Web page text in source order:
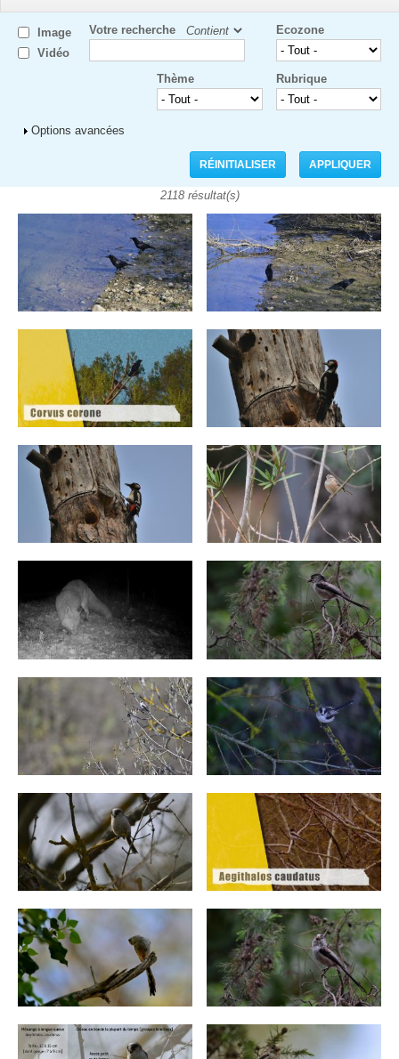
Image
Vidéo
Votre recherche Ecozone
Rubrique
Thème
Afficher
Options avancées
2118 résultat(s)
Pages